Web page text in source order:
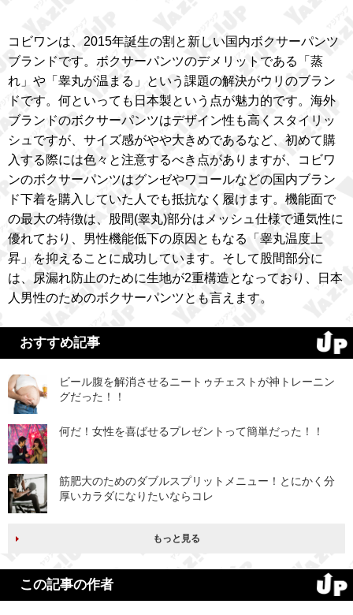
コビワンは、2015年誕生の割と新しい国内ボクサーパンツ
ブランドです。ボクサーパンツのデメリットである「蒸
れ」や「睾丸が温まる」という課題の解決がウリのブラン
ドです。何といっても日本製という点が魅力的です。海外
ブランドのボクサーパンツはデザイン性も高くスタイリッ
シュですが、サイズ感がやや大きめであるなど、初めて購
入する際には色々と注意するべき点がありますが、コビワ
ンのボクサーパンツはグンゼやワコールなどの国内ブラン
ド下着を購入していた人でも抵抗なく履けます。機能面で
の最大の特徴は、股間(睾丸)部分はメッシュ仕様で通気性に
優れており、男性機能低下の原因ともなる「睾丸温度上
昇」を抑えることに成功しています。そして股間部分に
は、尿漏れ防止のために生地が2重構造となっており、日本
人男性のためのボクサーパンツとも言えます。
おすすめ記事
ビール腹を解消させるニートゥチェストが神トレーニン
グだった！！
何だ！女性を喜ばせるプレゼントって簡単だった！！
筋肥大のためのダブルスプリットメニュー！とにかく分
厚いカラダになりたいならコレ
もっと見る
この記事の作者